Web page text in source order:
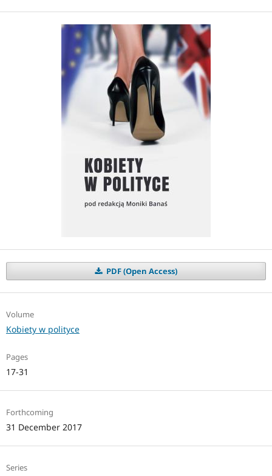
PDF (Open Access)
Volume
Kobiety w polityce
Pages
17-31
Forthcoming
31 December 2017
Series